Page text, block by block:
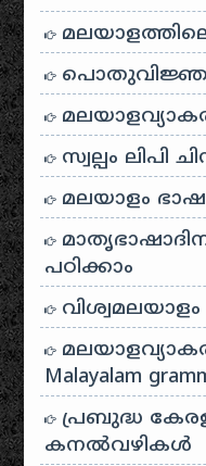
മലയാളത്തിലെ
സ്വല്പം ലിപി
മലയാളം
പഠിക്കാം
വിശ്വമലയാളം
Malayalam
പ്രബുദ്ധ
കനൽവഴികൾ